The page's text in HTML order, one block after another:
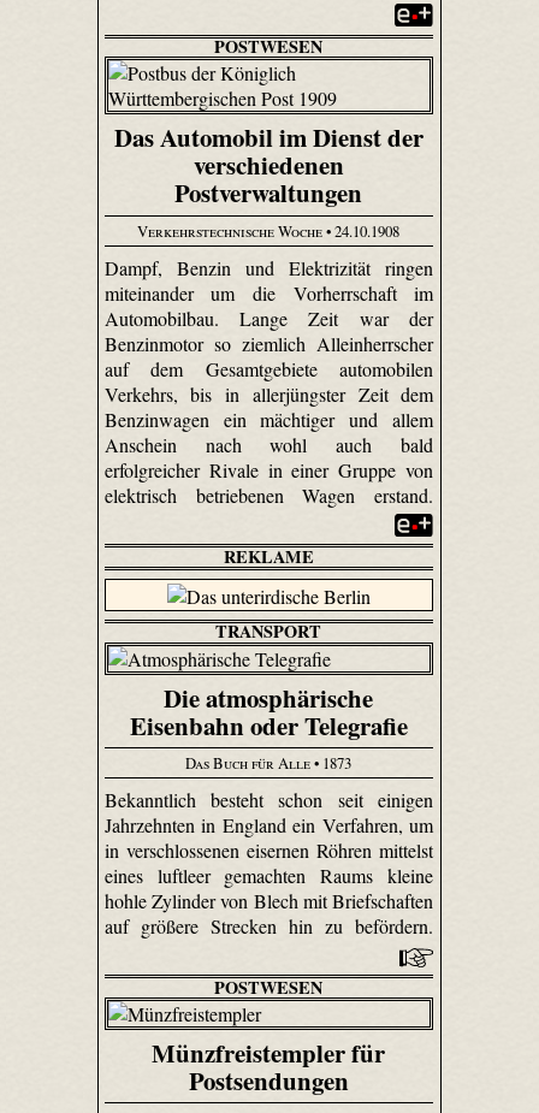
POSTWESEN
Das Automobil im Dienst der
verschiedenen
Postverwaltungen
Verkehrstechnische Woche• 24.10.1908
Dampf, Benzin und Elektrizität ringen
miteinander um die Vorherrschaft im
Automobilbau. Lange Zeit war der
Benzinmotor so ziemlich Alleinherrscher
auf dem Gesamtgebiete automobilen
Verkehrs, bis in allerjüngster Zeit dem
Benzinwagen ein mächtiger und allem
Anschein nach wohl auch bald
erfolgreicher Rivale in einer Gruppe von
elektrisch betriebenen Wagen erstand.
REKLAME
TRANSPORT
Die atmosphärische
Eisenbahn oder Telegrafie
Das Buch für Alle• 1873
Bekanntlich besteht schon seit einigen
Jahrzehnten in England ein Verfahren, um
in verschlossenen eisernen Röhren mittelst
eines luftleer gemachten Raums kleine
hohle Zylinder von Blech mit Briefschaften
auf größere Strecken hin zu befördern.
POSTWESEN
Münzfreistempler für
Postsendungen